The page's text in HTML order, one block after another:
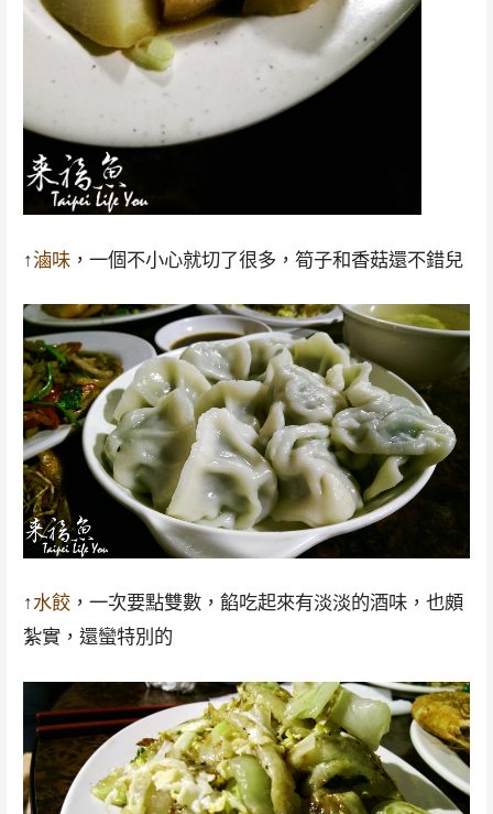
↑滷味，一個不小心就切了很多，筍子和香菇還不錯兒
↑水餃，一次要點雙數，餡吃起來有淡淡的酒味，也頗
紮實，還蠻特別的